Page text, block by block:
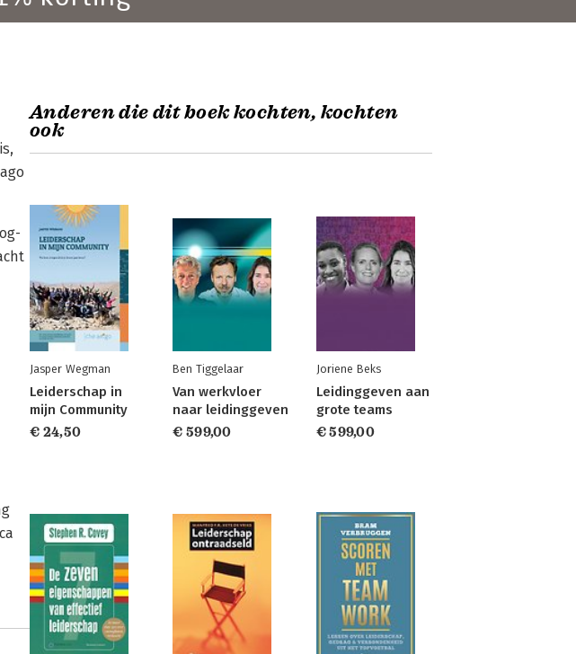
Anderen die dit boek kochten, kochten
ook
Jasper Wegman
Leiderschap in
mijn Community
€ 24,50
Ben Tiggelaar
Van werkvloer
naar leidinggeven
€ 599,00
Joriene Beks
Leidinggeven aan
grote teams
€ 599,00